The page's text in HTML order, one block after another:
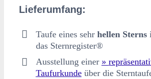
Lieferumfang:
Taufe eines sehr hellen Sterns
das Sternregister®
Ausstellung einer
Taufurkundeüber die